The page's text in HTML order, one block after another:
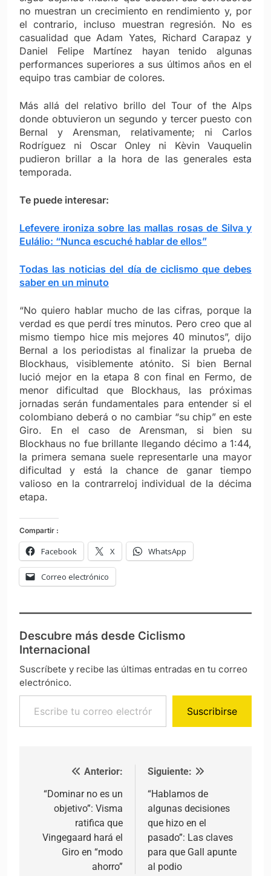
no muestran un crecimiento en rendimiento y, por
el contrario, incluso muestran regresión. No es
casualidad que Adam Yates, Richard Carapaz y
Daniel Felipe Martínez hayan tenido algunas
performances superiores a sus últimos años en el
equipo tras cambiar de colores.
Más allá del relativo brillo del Tour of the Alps
donde obtuvieron un segundo y tercer puesto con
Bernal y Arensman, relativamente; ni Carlos
Rodríguez ni Oscar Onley ni Kèvin Vauquelin
pudieron brillar a la hora de las generales esta
temporada.
Te puede interesar:
Lefevere ironiza sobre las mallas rosas de Silva y
Eulálio: “Nunca escuché hablar de ellos”
Todas las noticias del día de ciclismo que debes
saber en un minuto
“No quiero hablar mucho de las cifras, porque la
verdad es que perdí tres minutos. Pero creo que al
mismo tiempo hice mis mejores 40 minutos”, dijo
Bernal a los periodistas al finalizar la prueba de
Blockhaus, visiblemente atónito. Si bien Bernal
lució mejor en la etapa 8 con final en Fermo, de
menor dificultad que Blockhaus, las próximas
jornadas serán fundamentales para entender si el
colombiano deberá o no cambiar “su chip” en este
Giro. En el caso de Arensman, si bien su
Blockhaus no fue brillante llegando décimo a 1:44,
la primera semana suele representarle una mayor
dificultad y está la chance de ganar tiempo
valioso en la contrarreloj individual de la décima
etapa.
Compartir :
Facebook X WhatsApp
Correo electrónico
Descubre más desde Ciclismo
Internacional
Suscríbete y recibe las últimas entradas en tu correo
electrónico.
Escribe tu correo electrónico…
Suscribirse
Navegación de entradas
Anterior:
“Dominar no es un
objetivo”: Visma
ratifica que
Vingegaard hará el
Giro en “modo
ahorro”
Siguiente:
“Hablamos de
algunas decisiones
que hizo en el
pasado”: Las claves
para que Gall apunte
al podio